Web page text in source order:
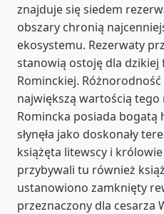
znajduje się siedem
obszary chronią
ekosystemu. Rezerwaty
stanowią ostoję dla dzikiej
Rominckiej.
największą wartością tego
Romincka posiada bogatą
słynęła jako doskonały
książęta litewscy i
przybywali tu również
ustanowiono zamknięty
przeznaczony dla cesarza